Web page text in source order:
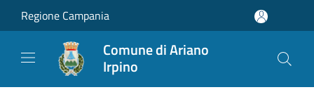
Salta al contenuto principale
Regione Campania
Comune di Ariano
Irpino